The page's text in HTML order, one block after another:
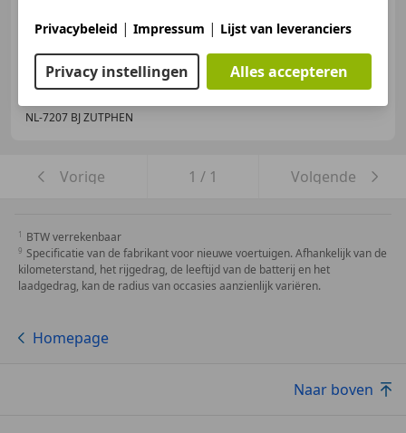
NL-7207 BJ ZUTPHEN
Vorige 1 / 1 Volgende
BTW verrekenbaar
Specificatie van de fabrikant voor nieuwe voertuigen. Afhankelijk van de
kilometerstand, het rijgedrag, de leeftijd van de batterij en het
laadgedrag, kan de radius van occasies aanzienlijk variëren.
Homepage
Naar boven
Privacybeleid | Impressum | Lijst van leveranciers
Privacy instellingen Alles accepteren